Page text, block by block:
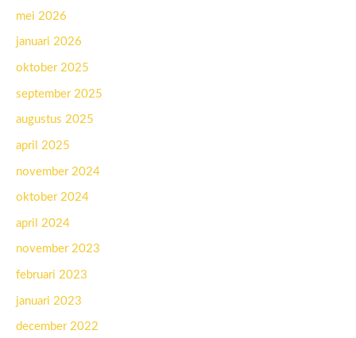
mei 2026
januari 2026
oktober 2025
september 2025
augustus 2025
april 2025
november 2024
oktober 2024
april 2024
november 2023
februari 2023
januari 2023
december 2022